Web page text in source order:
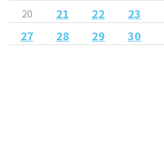
20 21 22 23
27 28 29 30